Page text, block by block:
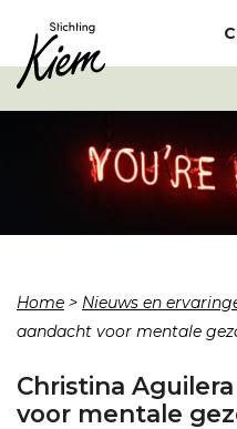
Home > Nieuws en
aandacht voor mentale
Christina
voor mentale